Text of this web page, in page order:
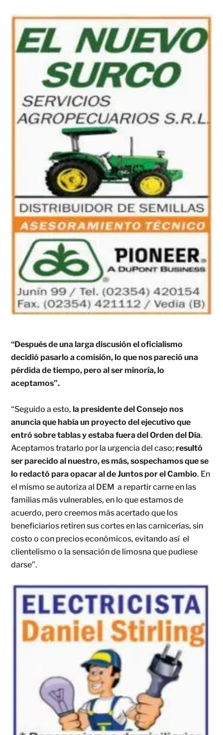
“Después de una larga discusión el oficialismo
decidió pasarlo a comisión, lo que nos pareció una
pérdida de tiempo, pero al ser minoría, lo
aceptamos”.
“Seguido a esto,la presidente del Consejo nos
anuncia que había un proyecto del ejecutivo que
entró sobre tablas y estaba fuera del Orden del Día.
Aceptamos tratarlo por la urgencia del caso;resultó
ser parecido al nuestro, es más, sospechamos que se
lo redactó para opacar al de Juntos por el Cambio. En
el mismo se autoriza al DEM a repartir carne en las
familias más vulnerables, en lo que estamos de
acuerdo, pero creemos más acertado que los
beneficiarios retiren sus cortes en las carnicerías, sin
costo o con precios económicos, evitando así el
clientelismo o la sensación de limosna que pudiese
darse”.